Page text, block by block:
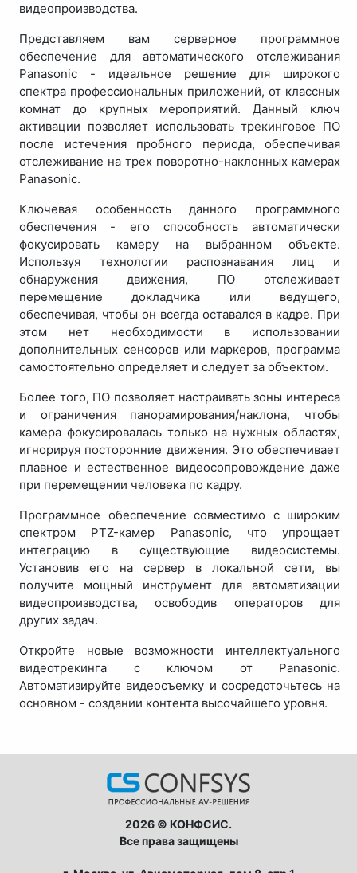
видеопроизводства.
Представляем вам серверное программное
обеспечение для автоматического отслеживания
Panasonic - идеальное решение для широкого
спектра профессиональных приложений, от классных
комнат до крупных мероприятий. Данный ключ
активации позволяет использовать трекинговое ПО
после истечения пробного периода, обеспечивая
отслеживание на трех поворотно-наклонных камерах
Panasonic.
Ключевая особенность данного программного
обеспечения - его способность автоматически
фокусировать камеру на выбранном объекте.
Используя технологии распознавания лиц и
обнаружения движения, ПО отслеживает
перемещение докладчика или ведущего,
обеспечивая, чтобы он всегда оставался в кадре. При
этом нет необходимости в использовании
дополнительных сенсоров или маркеров, программа
самостоятельно определяет и следует за объектом.
Более того, ПО позволяет настраивать зоны интереса
и ограничения панорамирования/наклона, чтобы
камера фокусировалась только на нужных областях,
игнорируя посторонние движения. Это обеспечивает
плавное и естественное видеосопровождение даже
при перемещении человека по кадру.
Программное обеспечение совместимо с широким
спектром PTZ-камер Panasonic, что упрощает
интеграцию в существующие видеосистемы.
Установив его на сервер в локальной сети, вы
получите мощный инструмент для автоматизации
видеопроизводства, освободив операторов для
других задач.
Откройте новые возможности интеллектуального
видеотрекинга с ключом от Panasonic.
Автоматизируйте видеосъемку и сосредоточьтесь на
основном - создании контента высочайшего уровня.
2026 © КОНФСИС.
Все права защищены